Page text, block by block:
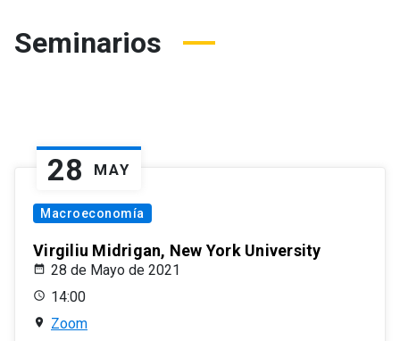
Seminarios
28 MAY
Macroeconomía
Virgiliu Midrigan, New York University
28 de Mayo de 2021
14:00
Zoom